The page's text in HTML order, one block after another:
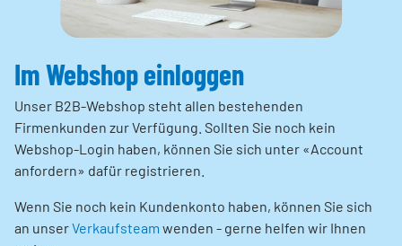
Im Webshop einloggen
Unser B2B-Webshop steht allen bestehenden
Firmenkunden zur Verfügung. Sollten Sie noch kein
Webshop-Login haben, können Sie sich unter «Account
anfordern» dafür registrieren.
Wenn Sie noch kein Kundenkonto haben, können Sie sich
an unserVerkaufsteam wenden - gerne helfen wir Ihnen